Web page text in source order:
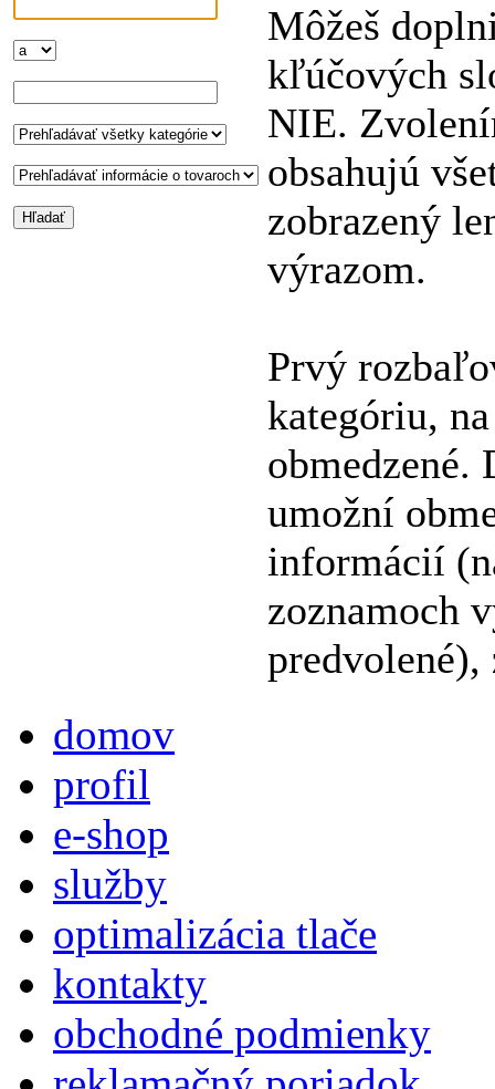
Môžeš
kľúčových
NIE.
obsahujú
zobrazený
výrazom.
Prvý
kategóriu,
umožní
informácií
zoznamoch
domov
profil
e-shop
služby
optimalizácia tlače
kontakty
obchodné podmienky